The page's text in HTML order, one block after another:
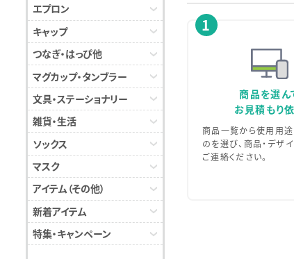
エプロン
キャップ
つなぎ・はっぴ他
マグカップ・タンブラー
文具・ステーショナリー
雑貨・生活
ソックス
マスク
アイテム（その他）
新着アイテム
特集・キャンペーン
1
商品を選ん
お見積もり
商品一覧から使用用
のを選び、商品・デザ
ご連絡ください。